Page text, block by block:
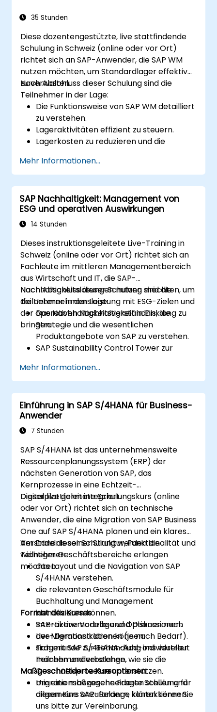
35 Stunden
Diese dozentengestützte, live stattfindende
Schulung in Schweiz (online oder vor Ort)
richtet sich an SAP-Anwender, die SAP WM
nutzen möchten, um Standardlager effektiver
zu verwalten.
Nach Abschluss dieser Schulung sind die
Teilnehmer in der Lage:
Die Funktionsweise von SAP WM detailliert
zu verstehen.
Lageraktivitäten effizient zu steuern.
Lagerkosten zu reduzieren und die
optimieren.
Mehr Informationen...
SAP Nachhaltigkeit: Management von
ESG und operativen Auswirkungen
14 Stunden
Dieses instruktionsgeleitete Live-Training in
Schweiz (online oder vor Ort) richtet sich an
Fachleute im mittleren Managementbereich
aus Wirtschaft und IT, die SAP-
Nachhaltigkeitslösungen nutzen möchten, um
die Unternehmensleistung mit ESG-Zielen und
der operativen Nachhaltigkeit in Einklang zu
bringen.
Nach Abschluss dieser Schulung sind die
Teilnehmer in der Lage:
Das Nachhaltigkeitsverständnis, die
Strategie und die wesentlichen
Produktangebote von SAP zu verstehen.
SAP Sustainability Control Tower zur
Leistung einzusetzen.
Nachhaltigkeitsdaten in die Finanz- und
Betriebsplanung zu integrieren.
Nachhaltigkeitsberichte für interne und
externe Stakeholder zu erstellen.
Mehr Informationen...
Einführung in SAP S/4HANA für Business-
Anwender
7 Stunden
SAP S/4HANA ist das unternehmensweite
Ressourcenplanungssystem (ERP) der
nächsten Generation von SAP, das
Kernprozesse in eine Echtzeit-
Digitalplattform integriert.
Dieser live geleitete Schulungskurs (online
oder vor Ort) richtet sich an technische
Anwender, die eine Migration von SAP Business
One auf SAP S/4HANA planen und ein klares
Verständnis seiner Struktur, Funktionalität und
wichtiger Geschäftsbereiche erlangen
möchten.
Am Ende dieser Schulung werden die
Teilnehmer:
das Layout und die Navigation von SAP
S/4HANA verstehen.
die relevanten Geschäftsmodule für
Buchhaltung und Management
identifizieren können.
SAP-Lizenzmodelle und Optionen nach
der Migration klären können.
sich mit SAP S/4HANA-Add-ons vertraut
machen und verstehen, wie sie die
Geschäftsprozesse unterstützen.
migrationsbezogene Fragen stellen und
allgemeine SAP-Belange klären können.
Format des Kurses
Interaktive Vorträge und Diskussionen.
Live-Demonstrationen (je nach Bedarf).
Fragerunde zur Behandlung individueller
Teilnehmenderbelange.
Maßgeschneiderte Kursoptionen
Um eine maßgeschneiderte Schulung für
diesen Kurs anzufordern, kontaktieren Sie
uns bitte zur Vereinbarung.